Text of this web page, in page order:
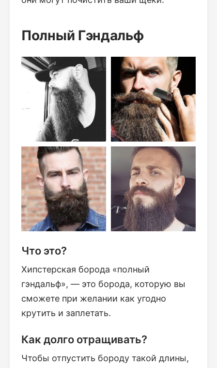
Полный Гэндальф
Что это?
Хипстерская борода «полный
гэндальф», — это борода, которую вы
сможете при желании как угодно
крутить и заплетать.
Как долго отращивать?
Чтобы отпустить бороду такой длины,